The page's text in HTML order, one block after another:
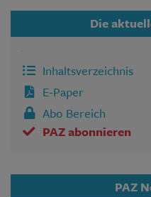
Die
Inhaltsverzeichnis
E-Paper
Abo Bereich
PAZ abonnieren
PAZ